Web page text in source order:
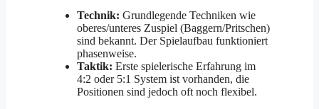
Technik: Grundlegende Techniken wie
oberes/unteres Zuspiel (Baggern/Pritschen)
sind bekannt. Der Spielaufbau funktioniert
phasenweise.
Taktik: Erste spielerische Erfahrung im
4:2 oder 5:1 System ist vorhanden, die
Positionen sind jedoch oft noch flexibel.